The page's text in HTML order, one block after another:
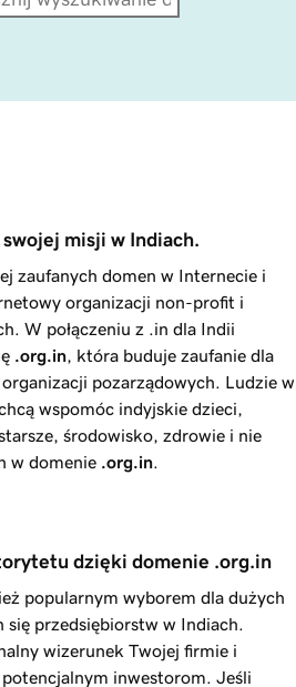
misji w Indiach.
zaufanych domen w Internecie i
organizacji non-profit i
W połączeniu z .in dla Indii
.org.in , która buduje zaufanie dla
pozarządowych. Ludzie w
wspomóc indyjskie dzieci,
środowisko, zdrowie i nie
w domenie .org.in
dzięki domenie .org.in
popularnym wyborem dla dużych
przedsiębiorstw w Indiach.
wizerunek Twojej firmie i
inwestorom. Jeśli